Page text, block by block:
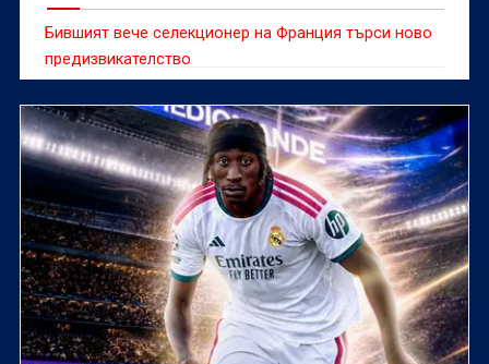
Бившият вече селекционер на Франция търси ново
предизвикателство